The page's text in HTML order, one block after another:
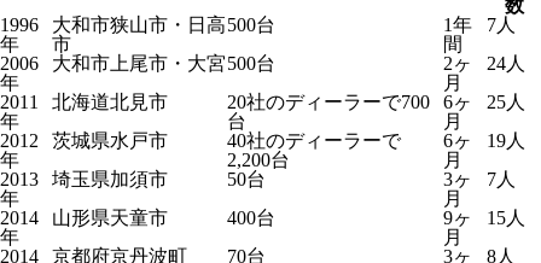
数
1996
年
大和市狭山市・日高
市
500台
1年
間
7人
2006
年
大和市上尾市・大宮500台
2ヶ
月
24人
2011
年
北海道北見市
20社のディーラーで700
台
6ヶ
月
25人
2012
年
茨城県水戸市
40社のディーラーで
2,200台
6ヶ
月
19人
2013
年
埼玉県加須市 50台
3ヶ
月
7人
2014
年
山形県天童市 400台
9ヶ
月
15人
2014
京都府京丹波町 70台
3ヶ
8人